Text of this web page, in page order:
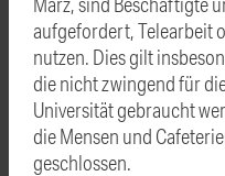
aufgefordert, Telearbeit
nutzen. Dies gilt
die nicht zwingend für
Universität gebraucht
die Mensen und
geschlossen.